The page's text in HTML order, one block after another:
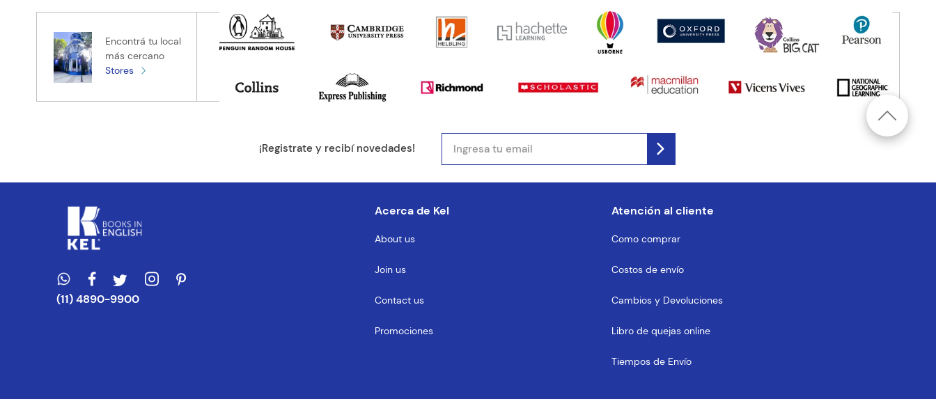
Tu nombre
Tu ubicación
Encontrá tu local
más cercano
Stores
¡Registrate y recibí novedades!
(11) 4890-9900
Acerca de Kel
About us
Join us
Contact us
Promociones
Atención al cliente
Como comprar
Costos de envío
Cambios y Devoluciones
Libro de quejas online
Tiempos de Envío